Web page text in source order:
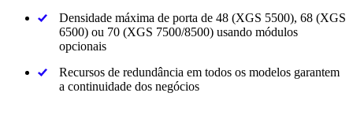
Densidade máxima de porta de 48 (XGS 5500), 68 (XGS
6500) ou 70 (XGS 7500/8500) usando módulos
opcionais
Recursos de redundância em todos os modelos garantem
a continuidade dos negócios